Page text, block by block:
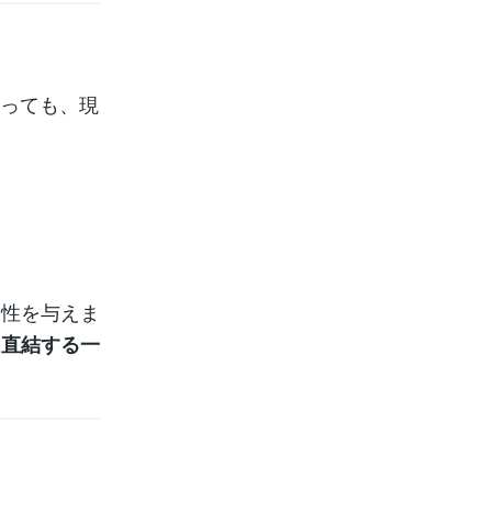
ても、現
を与えま
結する一